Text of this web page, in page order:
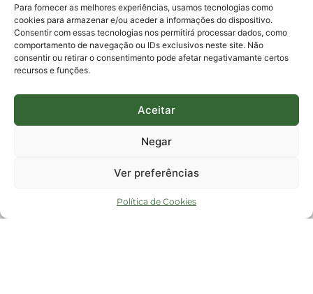
Para fornecer as melhores experiências, usamos tecnologias como
cookies para armazenar e/ou aceder a informações do dispositivo.
Consentir com essas tecnologias nos permitirá processar dados, como
comportamento de navegação ou IDs exclusivos neste site. Não
consentir ou retirar o consentimento pode afetar negativamante certos
recursos e funções.
Aceitar
Negar
Ver preferências
Política de Cookies
Para assuntos relacionados à Pesquisa
pesquisa@fapesc.sc.gov.br
Para assuntos relacionados à Inovação
inovacao@fapesc.sc.gov.br
Para assuntos relacionados à Bolsas
bolsas@fapesc.sc.gov.br
Para assuntos relacionados à Prestação de Contas
Para assuntos relacionados à Plataforma
plataforma@fapesc.sc.gov.br
Jair Artur da Silva dpo@fapesc.sc.gov.br 3665-4831
km 01, Módulo 12A, Edifício Fapesc / Celta, 5° andar